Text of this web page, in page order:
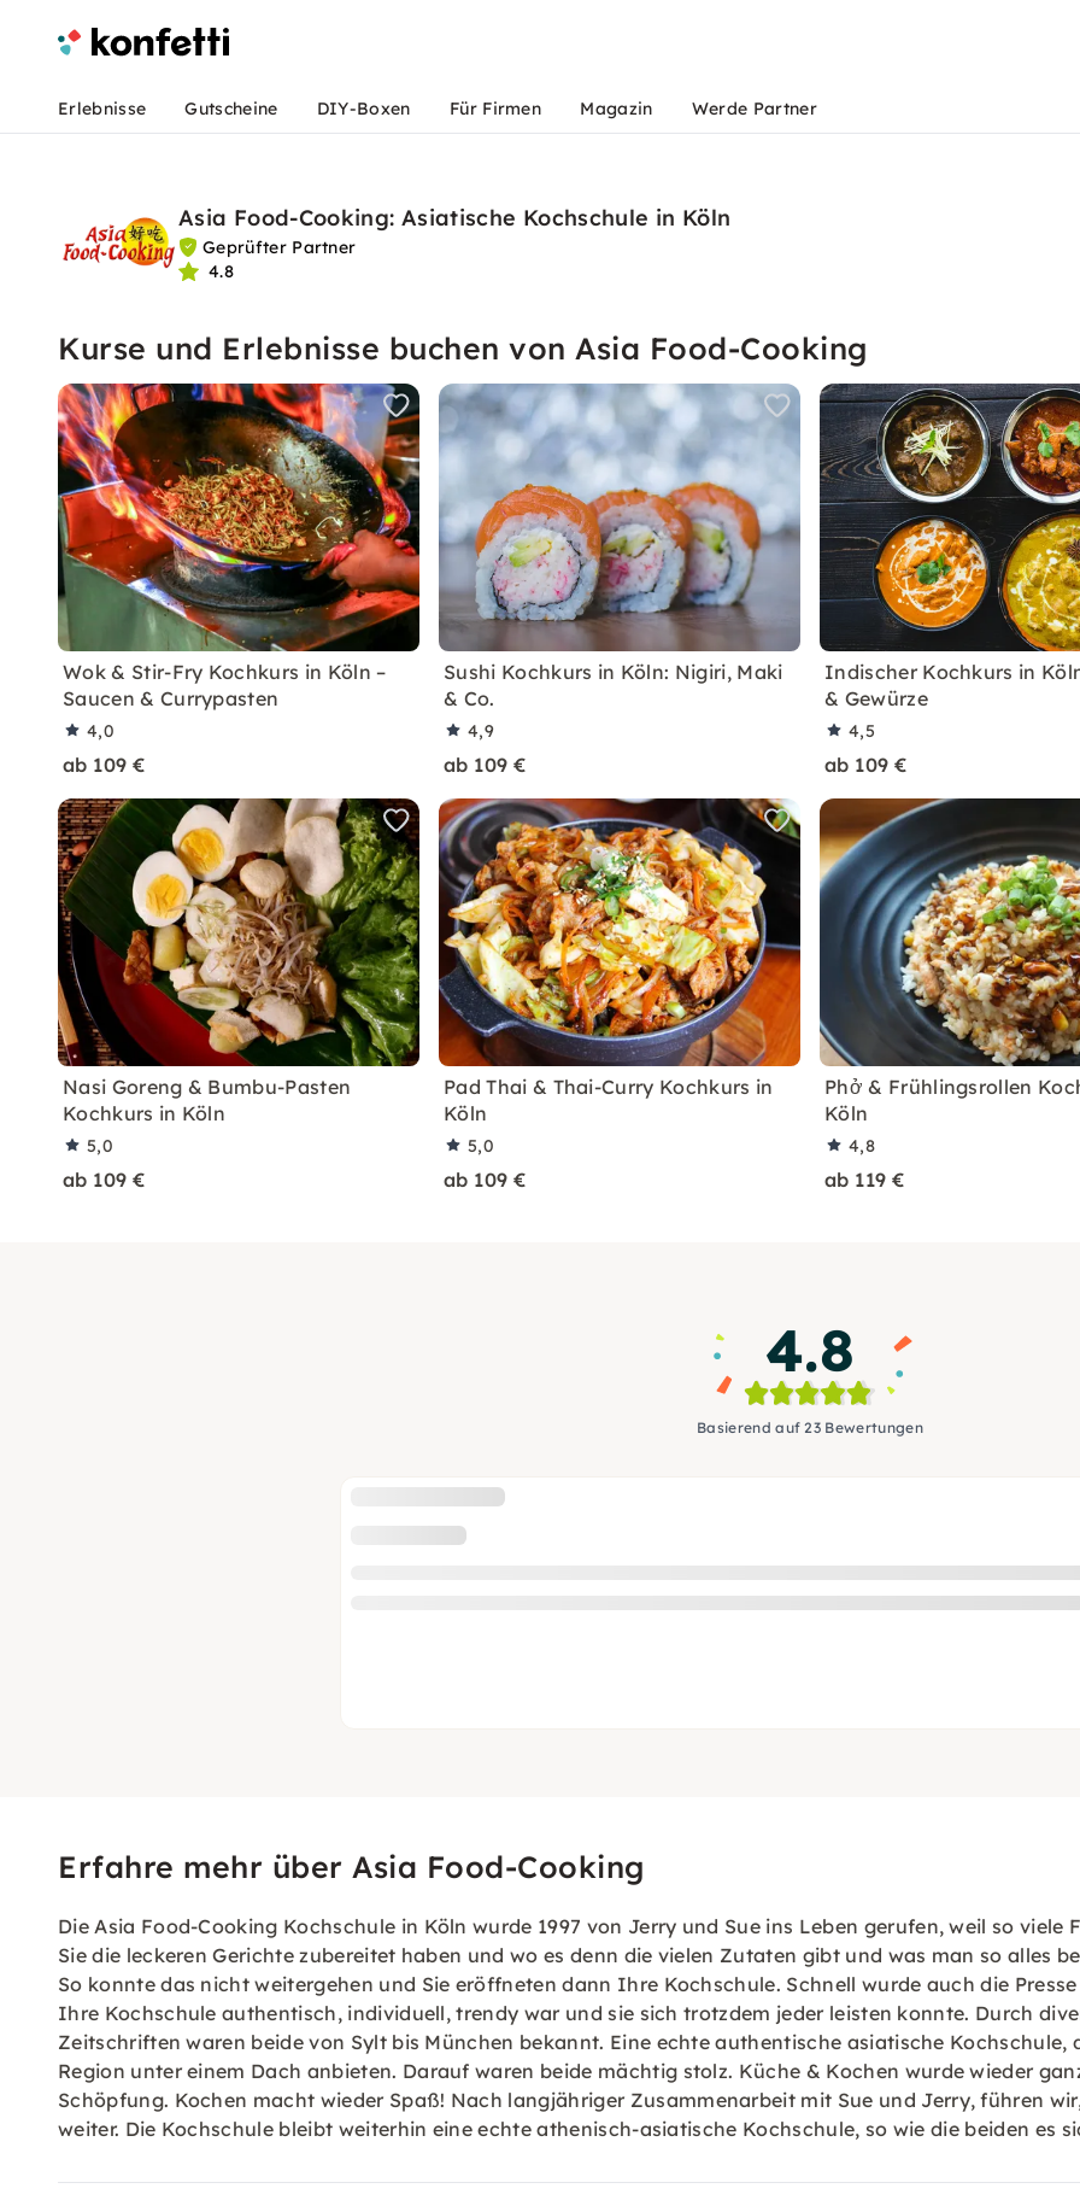
Erlebnisse Gutscheine DIY-Boxen Für Firmen Magazin Werde Partner
Asia Food-Cooking: Asiatische Kochschule in Köln
Geprüfter Partner
4.8
Kurse und Erlebnisse buchen von Asia Food-Cooking
Wok & Stir-Fry Kochkurs in Köln –
Saucen & Currypasten
4,0
ab 109 €
Sushi Kochkurs in Köln: Nigiri, Maki
& Co.
4,9
ab 109 €
Indischer Kochkurs in
& Gewürze
4,5
ab 109 €
Nasi Goreng & Bumbu-Pasten
Kochkurs in Köln
5,0
ab 109 €
Pad Thai & Thai-Curry Kochkurs in
Köln
5,0
ab 109 €
Phở & Frühlingsrollen
Köln
4,8
ab 119 €
4.8
Basierend auf 23 Bewertungen
Erfahre mehr über Asia Food-Cooking
Die Asia Food-Cooking Kochschule in Köln wurde 1997 von Jerry und Sue ins Leben gerufen, weil so
Sie die leckeren Gerichte zubereitet haben und wo es denn die vielen Zutaten gibt und was man so alles
So konnte das nicht weitergehen und Sie eröffneten dann Ihre Kochschule. Schnell wurde auch die
Ihre Kochschule authentisch, individuell, trendy war und sie sich trotzdem jeder leisten konnte. Durch
Zeitschriften waren beide von Sylt bis München bekannt. Eine echte authentische asiatische Kochschule,
Region unter einem Dach anbieten. Darauf waren beide mächtig stolz. Küche & Kochen wurde wieder
Schöpfung. Kochen macht wieder Spaß! Nach langjähriger Zusammenarbeit mit Sue und Jerry, führen
weiter. Die Kochschule bleibt weiterhin eine echte athenisch-asiatische Kochschule, so wie die beiden es